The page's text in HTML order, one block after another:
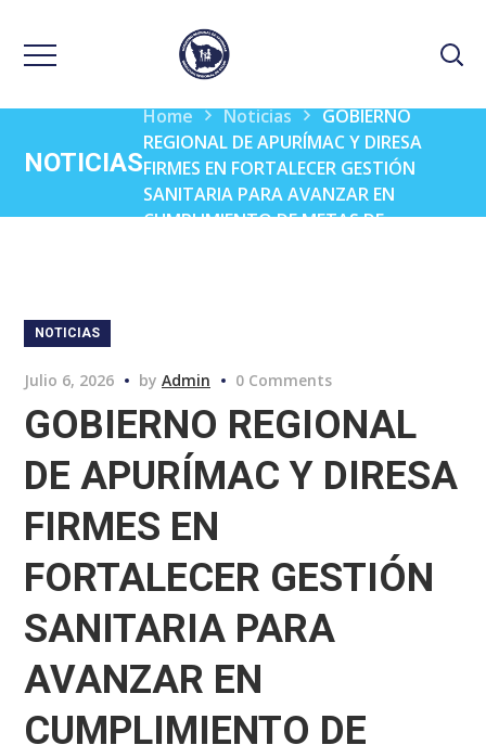
NOTICIAS
Home Noticias
GOBIERNO
REGIONAL DE APURÍMAC Y DIRESA
FIRMES EN FORTALECER GESTIÓN
SANITARIA PARA AVANZAR EN
CUMPLIMIENTO DE METAS DE
NOTICIAS
Julio 6, 2026 byAdmin 0 Comments
GOBIERNO REGIONAL
DE APURÍMAC Y DIRESA
FIRMES EN
FORTALECER GESTIÓN
SANITARIA PARA
AVANZAR EN
CUMPLIMIENTO DE